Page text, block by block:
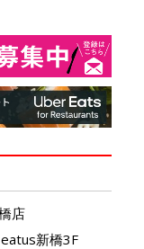
店
新橋3F